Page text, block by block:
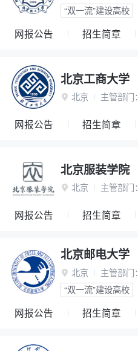
“双一流”建设高校
网报公告 招生简章
北京工商大学
 北京 主管部门：
网报公告 招生简章
北京服装学院
 北京 主管部门：
网报公告 招生简章
北京邮电大学
 北京 主管部门：
“双一流”建设高校
网报公告 招生简章